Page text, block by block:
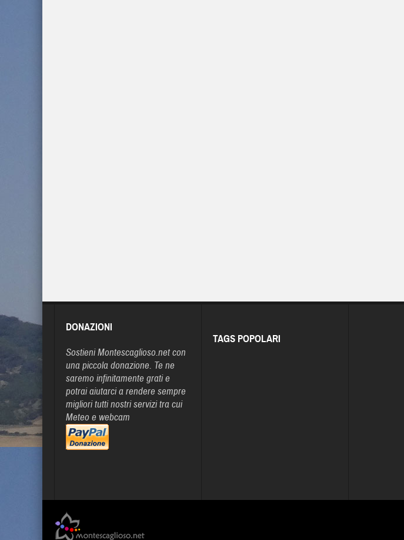
DONAZIONI
Sostieni Montescaglioso.net con
una piccola donazione. Te ne
saremo infinitamente grati e
potrai aiutarci a rendere sempre
migliori tutti nostri servizi tra cui
Meteo e webcam
TAGS POPOLARI